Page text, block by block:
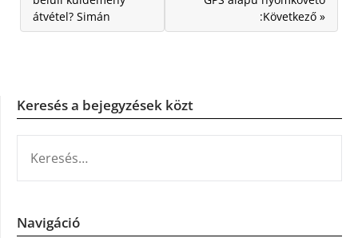
átvétel? Simán
:Következő »
Keresés a bejegyzések közt
Navigáció